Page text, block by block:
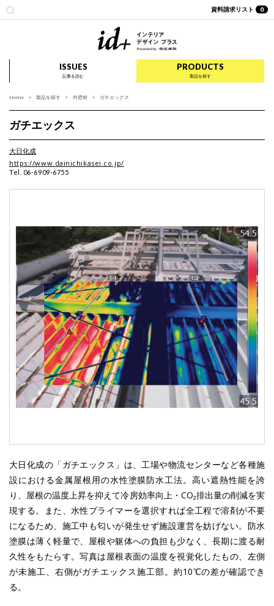
資料請求リスト 0
ISSUES
記事を読む
PRODUCTS
製品を探す
Home 製品を探す 外壁材 ガチエックス
ガチエックス
大日化成
https://www.dainichikasei.co.jp/
Tel. 06-6909-6755
大日化成の「ガチエックス」は、工場や物流センターなど各種施
設における金属屋根用の水性塗膜防水工法。高い遮熱性能を誇
り、屋根の温度上昇を抑えて冷房効率向上・CO₂排出量の削減を実
現する。また、水性プライマーを選択すれば全工程で溶剤が不要
になるため、施工中も匂いが発生せず施設運営を妨げない。防水
塗膜は薄く軽量で、屋根や躯体への負担も少なく、長期に渡る耐
久性をもたらす。写真は屋根表面の温度を視覚化したもの、左側
が未施工、右側がガチエックス施工部。約10℃の差が確認でき
る。